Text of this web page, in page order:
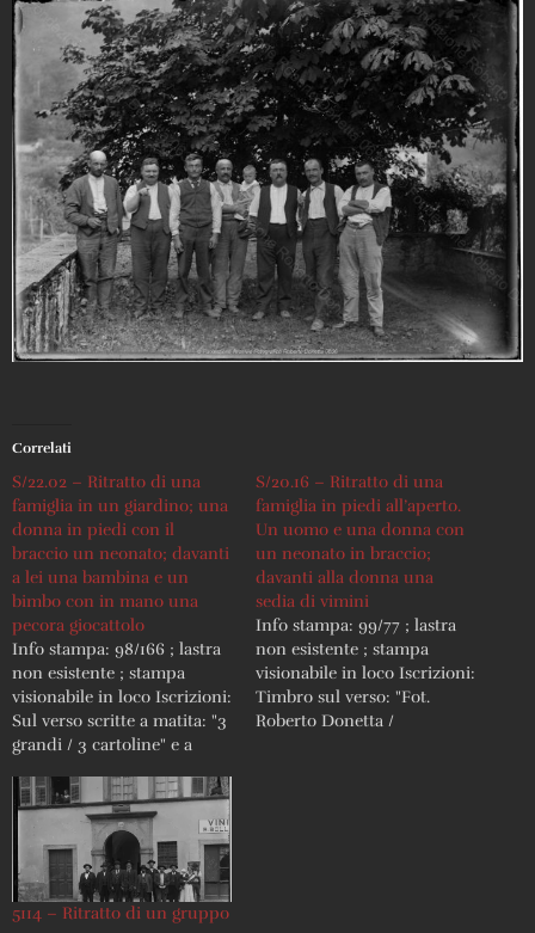
Correlati
S/22.02 – Ritratto di una
famiglia in un giardino; una
donna in piedi con il
braccio un neonato; davanti
a lei una bambina e un
bimbo con in mano una
pecora giocattolo
Info stampa: 98/166 ; lastra
non esistente ; stampa
visionabile in loco Iscrizioni:
Sul verso scritte a matita: "3
grandi / 3 cartoline" e a
S/20.16 – Ritratto di una
famiglia in piedi all’aperto.
Un uomo e una donna con
un neonato in braccio;
davanti alla donna una
sedia di vimini
Info stampa: 99/77 ; lastra
non esistente ; stampa
visionabile in loco Iscrizioni:
Timbro sul verso: "Fot.
Roberto Donetta /
5114 – Ritratto di un gruppo